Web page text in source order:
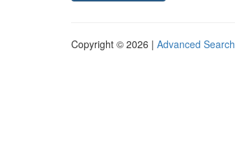
Copyright © 2026 | Advanced Search